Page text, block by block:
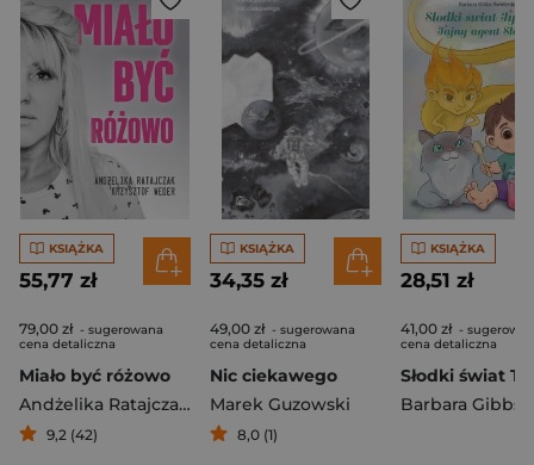
KSIĄŻKA
55,77 zł
79,00 zł - sugerowana
cena detaliczna
Miało być różowo
Andżelika Ratajczak
Krzysztof Weder
9,2 (42)
KSIĄŻKA
34,35 zł
49,00 zł - sugerowana
cena detaliczna
Nic ciekawego
Marek Guzowski
8,0 (1)
KSIĄŻKA
28,51 zł
41,00 zł -
cena detaliczna